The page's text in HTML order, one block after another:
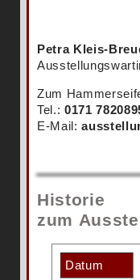
Petra Kleis-
Zum
Tel.:0171
E-Mail:
Historie
zum
Datum